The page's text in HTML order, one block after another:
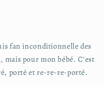
fan inconditionnelle des
mais pour mon bébé. C'est
porté et re-re-re-porté.